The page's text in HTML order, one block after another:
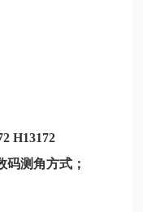
H13172
码测角方式；